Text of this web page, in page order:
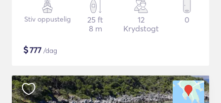
Stiv oppustelig
25 ft
8 m
12
Krydstogt
0
$777 /dag